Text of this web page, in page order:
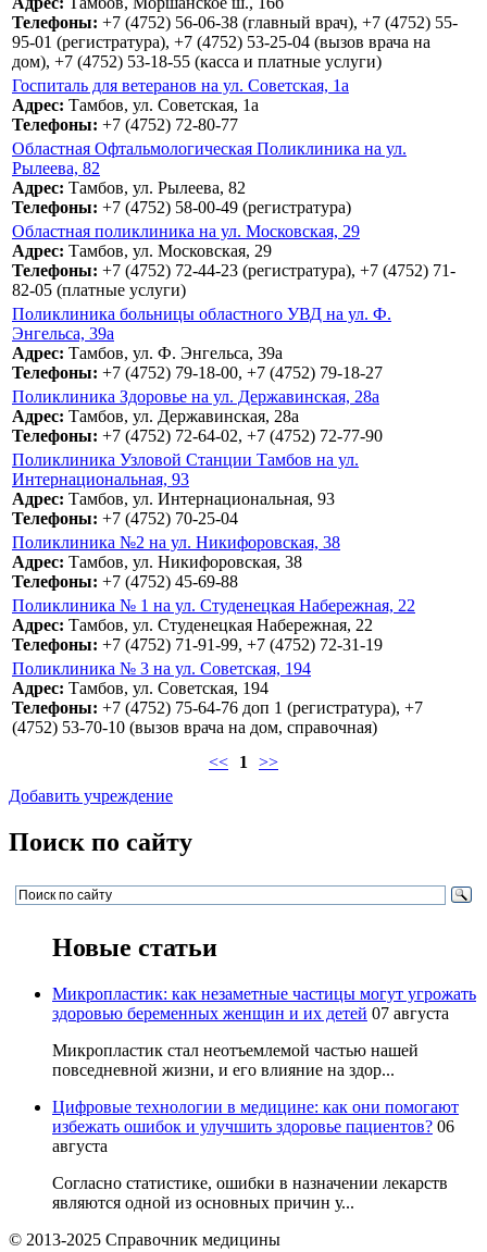
Телефоны: +7 (4752) 56-06-38 (главный врач), +7 (4752) 55-
95-01 (регистратура), +7 (4752) 53-25-04 (вызов врача на
дом), +7 (4752) 53-18-55 (касса и платные услуги)
Госпиталь для ветеранов на ул. Советская, 1а
Адрес: Тамбов, ул. Советская, 1а
Телефоны: +7 (4752) 72-80-77
Областная Офтальмологическая Поликлиника на ул.
Рылеева, 82
Адрес: Тамбов, ул. Рылеева, 82
Телефоны: +7 (4752) 58-00-49 (регистратура)
Областная поликлиника на ул. Московская, 29
Адрес: Тамбов, ул. Московская, 29
Телефоны: +7 (4752) 72-44-23 (регистратура), +7 (4752) 71-
82-05 (платные услуги)
Поликлиника больницы областного УВД на ул. Ф.
Энгельса, 39а
Адрес: Тамбов, ул. Ф. Энгельса, 39а
Телефоны: +7 (4752) 79-18-00, +7 (4752) 79-18-27
Поликлиника Здоровье на ул. Державинская, 28а
Адрес: Тамбов, ул. Державинская, 28а
Телефоны: +7 (4752) 72-64-02, +7 (4752) 72-77-90
Поликлиника Узловой Станции Тамбов на ул.
Интернациональная, 93
Адрес: Тамбов, ул. Интернациональная, 93
Телефоны: +7 (4752) 70-25-04
Поликлиника №2 на ул. Никифоровская, 38
Адрес: Тамбов, ул. Никифоровская, 38
Телефоны: +7 (4752) 45-69-88
Поликлиника № 1 на ул. Студенецкая Набережная, 22
Адрес: Тамбов, ул. Студенецкая Набережная, 22
Телефоны: +7 (4752) 71-91-99, +7 (4752) 72-31-19
Поликлиника № 3 на ул. Советская, 194
Адрес: Тамбов, ул. Советская, 194
Телефоны: +7 (4752) 75-64-76 доп 1 (регистратура), +7
(4752) 53-70-10 (вызов врача на дом, справочная)
<<
1 >>
Добавить учреждение
Поиск по сайту
Новые статьи
Микропластик: как незаметные частицы могут угрожать
здоровью беременных женщин и их детей 07 августа
Микропластик стал неотъемлемой частью нашей
повседневной жизни, и его влияние на здор...
Цифровые технологии в медицине: как они помогают
избежать ошибок и улучшить здоровье пациентов? 06
августа
Согласно статистике, ошибки в назначении лекарств
являются одной из основных причин у...
© 2013-2025 Справочник медицины